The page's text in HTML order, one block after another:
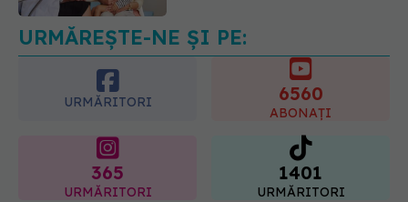
URMĂREȘTE-NE ȘI PE:
URMĂRITORI 6560
ABONAȚI
365
URMĂRITORI
1401
URMĂRITORI